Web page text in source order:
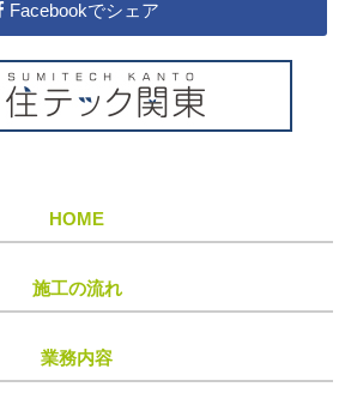
Facebookでシェア
HOME
施工の流れ
業務内容